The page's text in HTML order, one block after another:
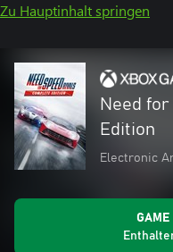
Zu Hauptinhalt springen
Need
Edition
Electronic
GAME